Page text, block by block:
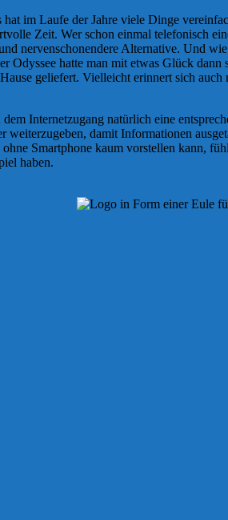
im Laufe der Jahre viele Dinge
Zeit. Wer schon einmal telefonisch
nervenschonendere Alternative. Und
Odyssee hatte man mit etwas Glück
geliefert. Vielleicht erinnert sich
Internetzugang natürlich eine
damit Informationen
Smartphone kaum vorstellen kann,
haben.